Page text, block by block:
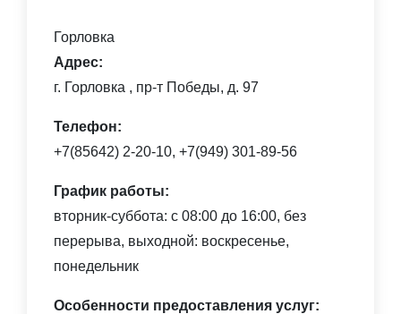
Горловка
Адрес:
г. Горловка , пр-т Победы, д. 97
Телефон:
+7(85642) 2-20-10, +7(949) 301-89-56
График работы:
вторник-суббота: с 08:00 до 16:00, без
перерыва, выходной: воскресенье,
понедельник
Особенности предоставления услуг: